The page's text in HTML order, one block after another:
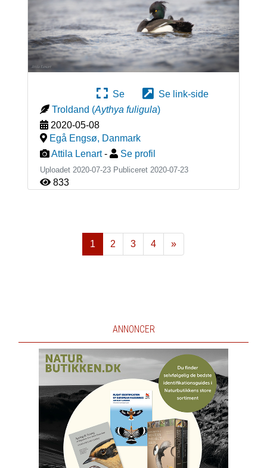
Se
Se link-side
Troldand (Aythya fuligula)
2020-05-08
Egå Engsø, Danmark
Attila Lenart - Se profil
Uploadet 2020-07-23 Publiceret 2020-07-23
833
1 2 3 4
»
Næste
ANNONCER